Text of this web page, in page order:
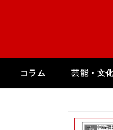
コラム 芸能・文